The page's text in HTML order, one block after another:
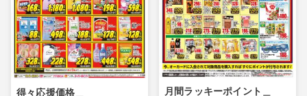
得々応援価格＿ 月間ラッキーポイント＿